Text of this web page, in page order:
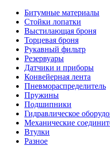
Битумные материалы
Стойки лопатки
Выстилающая броня
Торцевая броня
Рукавный фильтр
Резервуары
Датчики и приборы
Конвейерная лента
Пневмораспределитель
Пружины
Подшипники
Гидравлическое
Механические
Втулки
Разное